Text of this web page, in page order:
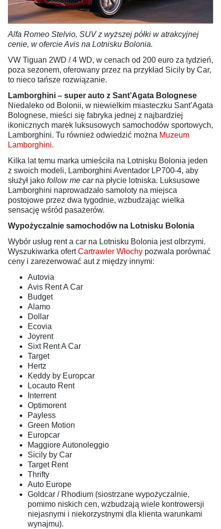
Alfa Romeo Stelvio, SUV z wyższej półki w atrakcyjnej
cenie, w ofercie Avis na Lotnisku Bolonia.
VW Tiguan 2WD / 4 WD, w cenach od 200 euro za tydzień,
poza sezonem, oferowany przez na przykład Sicily by Car,
to nieco tańsze rozwiązanie.
Lamborghini – super auto z Sant’Agata Bolognese
Niedaleko od Bolonii, w niewielkim miasteczku Sant’Agata
Bolognese, mieści się fabryka jednej z najbardziej
ikonicznych marek luksusowych samochodów sportowych,
Lamborghini. Tu również odwiedzić można Muzeum
Lamborghini.
Kilka lat temu marka umieściła na Lotnisku Bolonia jeden
z swoich modeli, Lamborghini Aventador LP700-4, aby
służył jako follow me carna płycie lotniska. Luksusowe
Lamborghini naprowadzało samoloty na miejsca
postojowe przez dwa tygodnie, wzbudzając wielka
sensację wśród pasażerów.
Wypożyczalnie samochodów na Lotnisku Bolonia
Wybór usług rent a car na Lotnisku Bolonia jest olbrzymi.
Wyszukiwarka ofertCartrawler Włochy pozwala porównać
ceny i zarezerwować aut z między innymi:
Autovia
Avis Rent A Car
Budget
Alamo
Dollar
Ecovia
Joyrent
Sixt Rent A Car
Target
Hertz
Keddy by Europcar
Locauto Rent
Interrent
Optimorent
Payless
Green Motion
Europcar
Maggiore Autonoleggio
Sicily by Car
Target Rent
Thrifty
Auto Europe
Goldcar / Rhodium (siostrzane wypożyczalnie,
pomimo niskich cen, wzbudzają wiele kontrowersji
niejasnymi i niekorzystnymi dla klienta warunkami
wynajmu).